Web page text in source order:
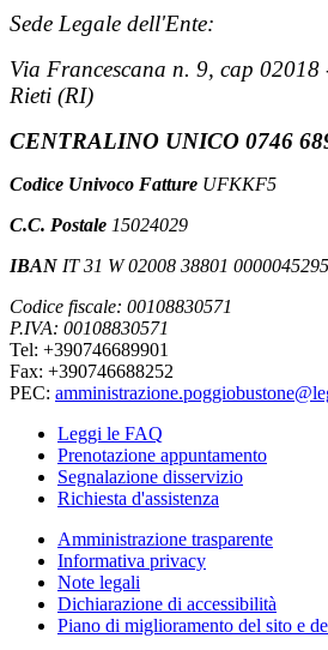
Sede Legale dell'Ente:
Via Francescana n. 9, cap
Rieti (RI)
CENTRALINO UNICO 0746
Codice Univoco Fatture UFKKF5
C.C. Postale 15024029
IBAN IT 31 W 02008 38801
Codice fiscale: 00108830571
P.IVA: 00108830571
Tel: +390746689901
Fax: +390746688252
PEC:
Leggi le FAQ
Prenotazione appuntamento
Segnalazione disservizio
Richiesta d'assistenza
Amministrazione trasparente
Informativa privacy
Note legali
Dichiarazione di accessibilità
Piano di miglioramento del sito e